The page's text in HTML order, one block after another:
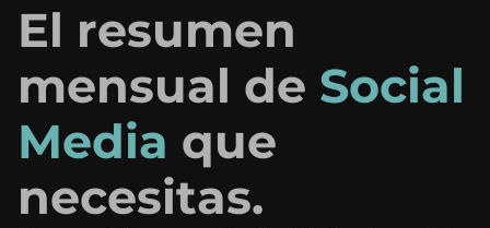
El resumen
mensual de Social
Media que
necesitas.